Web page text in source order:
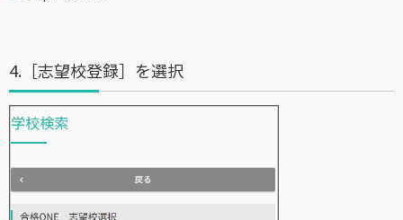
4.［志望校登録］を選択